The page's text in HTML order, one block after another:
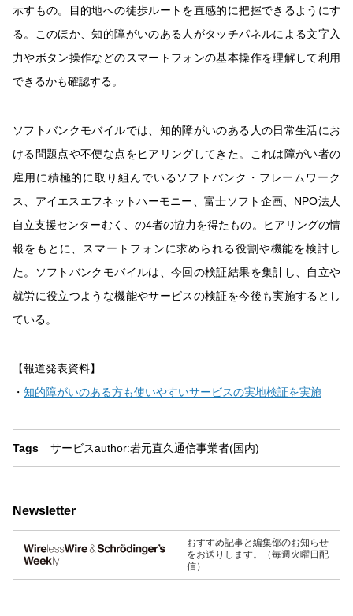
示すもの。目的地への徒歩ルートを直感的に把握できるようにす
る。このほか、知的障がいのある人がタッチパネルによる文字入
力やボタン操作などのスマートフォンの基本操作を理解して利用
できるかも確認する。
ソフトバンクモバイルでは、知的障がいのある人の日常生活にお
ける問題点や不便な点をヒアリングしてきた。これは障がい者の
雇用に積極的に取り組んでいるソフトバンク・フレームワーク
ス、アイエスエフネットハーモニー、富士ソフト企画、NPO法人
自立支援センターむく、の4者の協力を得たもの。ヒアリングの情
報をもとに、スマートフォンに求められる役割や機能を検討し
た。ソフトバンクモバイルは、今回の検証結果を集計し、自立や
就労に役立つような機能やサービスの検証を今後も実施するとし
ている。
【報道発表資料】
・ 知的障がいのある方も使いやすいサービスの実地検証を実施
Tags サービスauthor:岩元直久通信事業者(国内)
Newsletter
おすすめ記事と編集部のお知らせ
をお送りします。（毎週火曜日配
信）